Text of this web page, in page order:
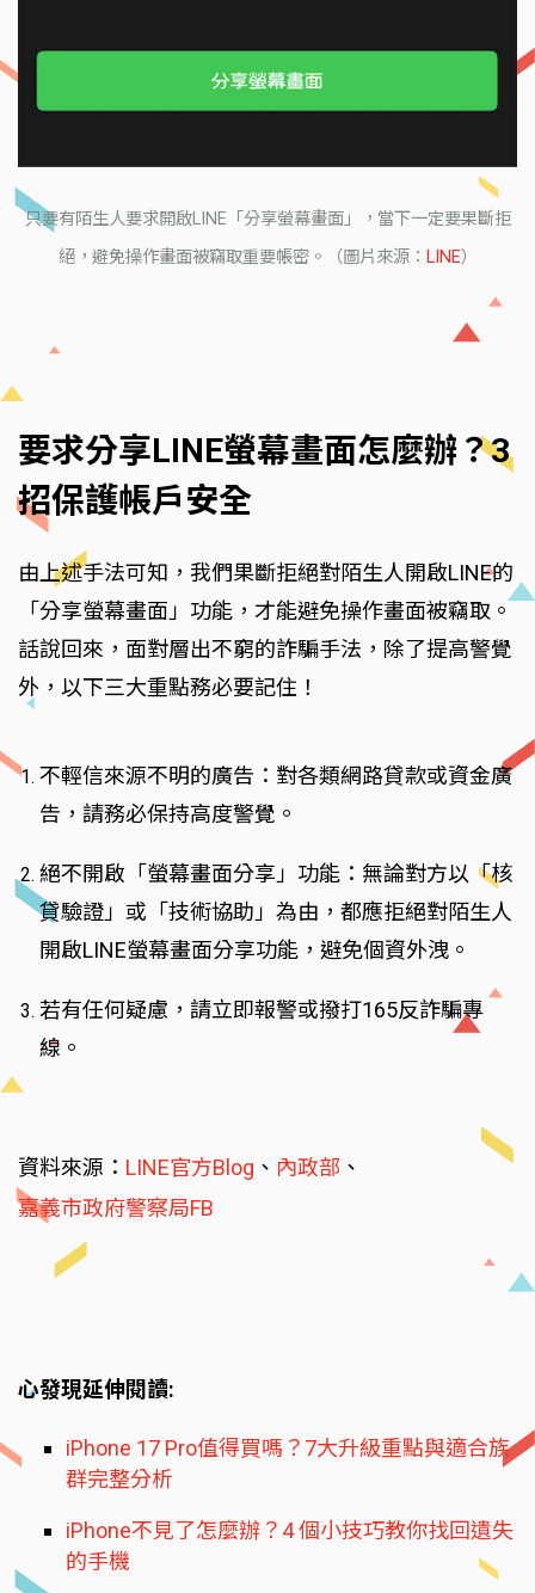
只要有陌生人要求開啟LINE「分享螢幕畫面」，當下一定要果斷拒
絕，避免操作畫面被竊取重要帳密。（圖片來源： LINE）
要求分享LINE螢幕畫面怎麼辦？3
招保護帳戶安全
由上述手法可知，我們果斷拒絕對陌生人開啟LINE的
「分享螢幕畫面」功能，才能避免操作畫面被竊取。
話說回來，面對層出不窮的詐騙手法，除了提高警覺
外，以下三大重點務必要記住！
不輕信來源不明的廣告：對各類網路貸款或資金廣
告，請務必保持高度警覺。
絕不開啟「螢幕畫面分享」功能：無論對方以「核
貸驗證」或「技術協助」為由，都應拒絕對陌生人
開啟LINE螢幕畫面分享功能，避免個資外洩。
若有任何疑慮，請立即報警或撥打165反詐騙專
線。
資料來源： LINE官方Blog 、 內政部 、
嘉義市政府警察局FB
心發現延伸閱讀:
iPhone 17 Pro值得買嗎？7大升級重點與適合族
群完整分析
iPhone不見了怎麼辦？4 個小技巧教你找回遺失
的手機